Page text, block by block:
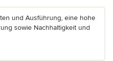
und Ausführung, eine hohe
sowie Nachhaltigkeit und